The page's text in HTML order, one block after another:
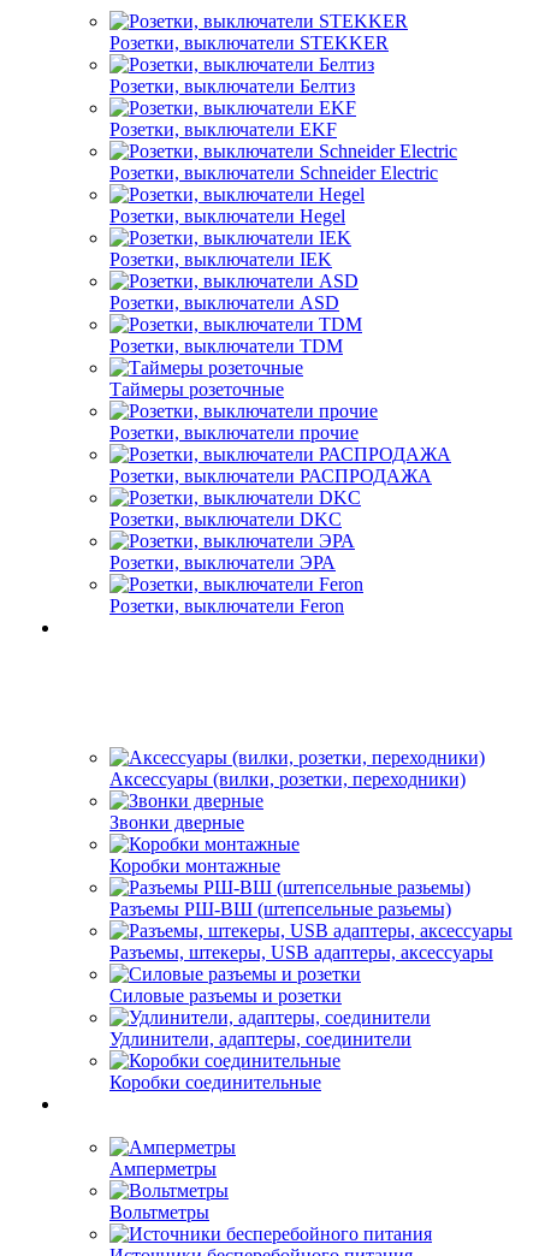
Розетки, выключатели STEKKER
Розетки, выключатели Белтиз
Розетки, выключатели EKF
Розетки, выключатели Schneider Electric
Розетки, выключатели Hegel
Розетки, выключатели IEK
Розетки, выключатели ASD
Розетки, выключатели TDM
Таймеры розеточные
Розетки, выключатели прочие
Розетки, выключатели РАСПРОДАЖА
Розетки, выключатели DKC
Розетки, выключатели ЭРА
Розетки, выключатели Feron
Аксессуары (вилки, розетки, переходники)
Звонки дверные
Коробки монтажные
Разъемы РШ-ВШ (штепсельные разьемы)
Разъемы, штекеры, USB адаптеры, аксессуары
Силовые разъемы и розетки
Удлинители, адаптеры, соединители
Коробки соединительные
Амперметры
Вольтметры